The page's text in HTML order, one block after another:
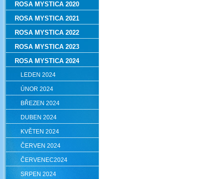
ROSA MYSTICA 2020
ROSA MYSTICA 2021
ROSA MYSTICA 2022
ROSA MYSTICA 2023
ROSA MYSTICA 2024
LEDEN 2024
ÚNOR 2024
BŘEZEN 2024
DUBEN 2024
KVĚTEN 2024
ČERVEN 2024
ČERVENEC2024
SRPEN 2024